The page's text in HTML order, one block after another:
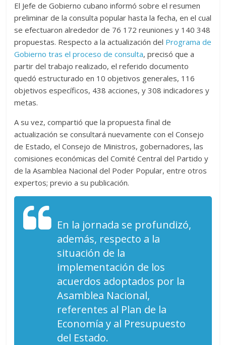
El Jefe de Gobierno cubano informó sobre el resumen
preliminar de la consulta popular hasta la fecha, en el cual
se efectuaron alrededor de 76 172 reuniones y 140 348
propuestas. Respecto a la actualización del Programa de
Gobierno tras el proceso de consulta, precisó que a
partir del trabajo realizado, el referido documento
quedó estructurado en 10 objetivos generales, 116
objetivos específicos, 438 acciones, y 308 indicadores y
metas.
A su vez, compartió que la propuesta final de
actualización se consultará nuevamente con el Consejo
de Estado, el Consejo de Ministros, gobernadores, las
comisiones económicas del Comité Central del Partido y
de la Asamblea Nacional del Poder Popular, entre otros
expertos; previo a su publicación.
En la jornada se profundizó,
además, respecto a la
situación de la
implementación de los
acuerdos adoptados por la
Asamblea Nacional,
referentes al Plan de la
Economía y al Presupuesto
del Estado.